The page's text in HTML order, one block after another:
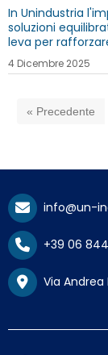
In Unindustria
soluzioni
leva per
4 Dicembre 2025
« Precedente
info@un-
+39 06
Via Andrea